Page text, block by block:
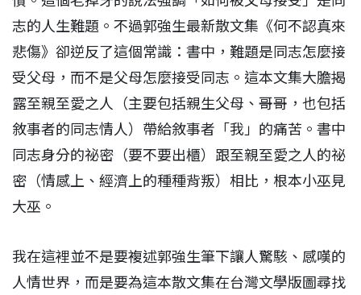
志的人生難題。不過郭強生最新散文集《何不認真來
悲傷》卻逆反了這個常識：書中，難題是同志怎麼接
受父母，而不是父母怎麼接受同志。這本文集大膽揭
露至親至愛之人（主要包括親生父母、哥哥，也包括
敘事者的同志情人）帶給敘事者「我」的痛苦。書中
同志身分的祕密（要不要出櫃）跟至親至愛之人的祕
密（情感上、經濟上的種種背叛）相比，根本小巫見
大巫。
我在這裡並不是要複述郭強生筆下讓人驚駭、感嘆的
人情世界，而是要為這本散文集在台灣文學版圖尋找